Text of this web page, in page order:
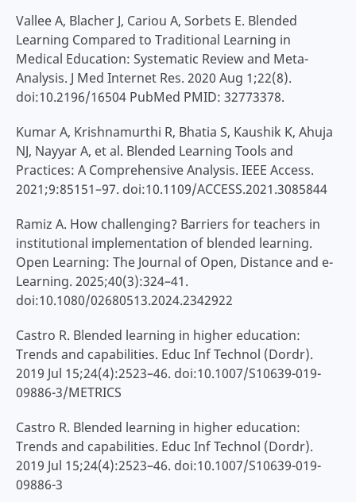
Vallee A, Blacher J, Cariou A, Sorbets E. Blended
Learning Compared to Traditional Learning in
Medical Education: Systematic Review and Meta-
Analysis. J Med Internet Res. 2020 Aug 1;22(8).
doi:10.2196/16504 PubMed PMID: 32773378.
Kumar A, Krishnamurthi R, Bhatia S, Kaushik K, Ahuja
NJ, Nayyar A, et al. Blended Learning Tools and
Practices: A Comprehensive Analysis. IEEE Access.
2021;9:85151–97. doi:10.1109/ACCESS.2021.3085844
Ramiz A. How challenging? Barriers for teachers in
institutional implementation of blended learning.
Open Learning: The Journal of Open, Distance and e-
Learning. 2025;40(3):324–41.
doi:10.1080/02680513.2024.2342922
Castro R. Blended learning in higher education:
Trends and capabilities. Educ Inf Technol (Dordr).
2019 Jul 15;24(4):2523–46. doi:10.1007/S10639-019-
09886-3/METRICS
Castro R. Blended learning in higher education:
Trends and capabilities. Educ Inf Technol (Dordr).
2019 Jul 15;24(4):2523–46. doi:10.1007/S10639-019-
09886-3